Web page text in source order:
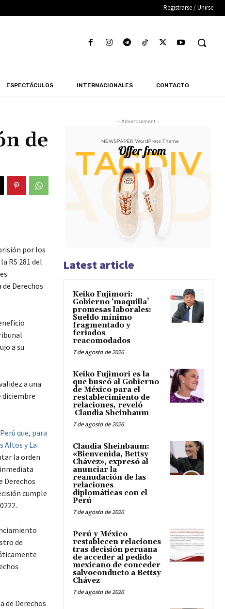
Registrarse / Unirse
ESPECTÁCULOS INTERNACIONALES CONTACTO
de
por los
RS 281 del
Derechos
a su
a una
diciembre
que, para
Altos y La
la orden
Derechos
cumple
de
de Derechos
- Advertisement -
Latest article
Keiko Fujimori:
Gobierno ‘maquilla’
promesas laborales:
Sueldo mínimo
fragmentado y
feriados
reacomodados
7 de agosto de 2026
Keiko Fujimori es la
que buscó al Gobierno
de México para el
restablecimiento de
relaciones, reveló
Claudia Sheinbaum
7 de agosto de 2026
Claudia Sheinbaum:
«Bienvenida, Bettsy
Chávez», expresó al
anunciar la
reanudación de las
relaciones
diplomáticas con el
Perú
7 de agosto de 2026
Perú y México
restablecen relaciones
tras decisión peruana
de acceder al pedido
mexicano de conceder
salvoconducto a Bettsy
Chávez
7 de agosto de 2026